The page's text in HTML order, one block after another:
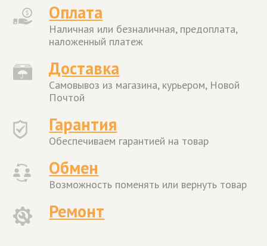
Оплата
Наличная или безналичная, предоплата,
наложенный платеж
Доставка
Самовывоз из магазина, курьером, Новой
Почтой
Гарантия
Обеспечиваем гарантией на товар
Обмен
Возможность поменять или вернуть товар
Ремонт